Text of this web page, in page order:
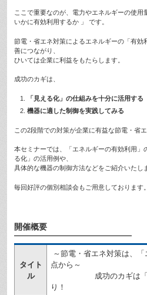
ここで重要なのが、電力やエネルギーの使用
いかに有効利用するか 」 です。
節電・省エネ対策によるエネルギーの「有効
善につながり、
ひいては企業に利益をもたらします。
成功のカギは、
「見える化」の仕組みを十分に活用する
機器に適した制御を実践してみる
この2段階での対策が企業に有益な節電・省エ
本セミナーでは、「エネルギーの有効利用」
る化」の活用例や、
具体的な機器の制御方法などをご紹介いたし
毎回好評の個別相談会もご用意しております
開催概要
タイト
ル
～節電・省エネ対策は、
点から～
成功のカギは
り！